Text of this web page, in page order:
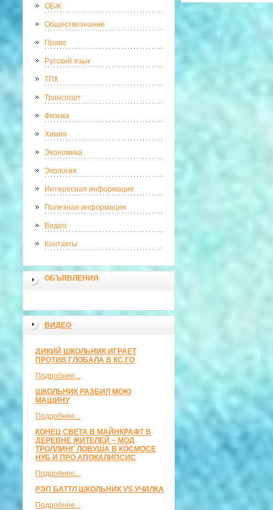
ОБЖ
Обществознание
Право
Русский язык
ТПК
Транспорт
Физика
Химия
Экономика
Экология
Интересная информация
Полезная информация
Видео
Контакты
ОБЪЯВЛЕНИЯ
ВИДЕО
ДИКИЙ ШКОЛЬНИК ИГРАЕТ
ПРОТИВ ГЛОБАЛА В КС ГО
Подробнее...
ШКОЛЬНИК РАЗБИЛ МОЮ
МАШИНУ
Подробнее...
КОНЕЦ СВЕТА В МАЙНКРАФТ В
ДЕРЕВНЕ ЖИТЕЛЕЙ ~ МОД
ТРОЛЛИНГ ЛОВУША В КОСМОСЕ
НУБ И ПРО АПОКАЛИПСИС
Подробнее...
РЭП БАТТЛ ШКОЛЬНИК VS УЧИЛКА
Подробнее...